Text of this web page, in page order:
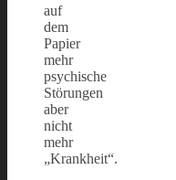
auf
dem
Papier
mehr
psychische
Störungen
aber
nicht
mehr
„Krankheit“.